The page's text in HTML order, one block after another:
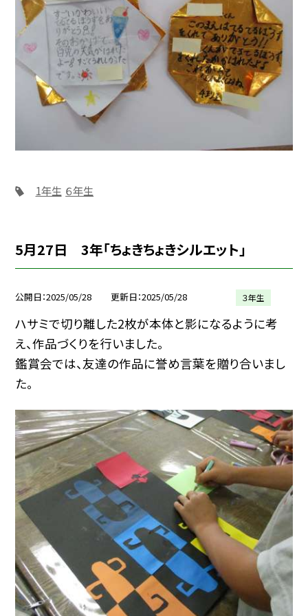
1年生 ６年生
5月27日 3年「ちょきちょきシルエット」
公開日 2025/05/28 更新日 2025/05/28 ３年生
ハサミで切り離した2枚が本体と影になるように考
え、作品づくりを行いました。
鑑賞会では、友達の作品に誉め言葉を贈り合いまし
た。